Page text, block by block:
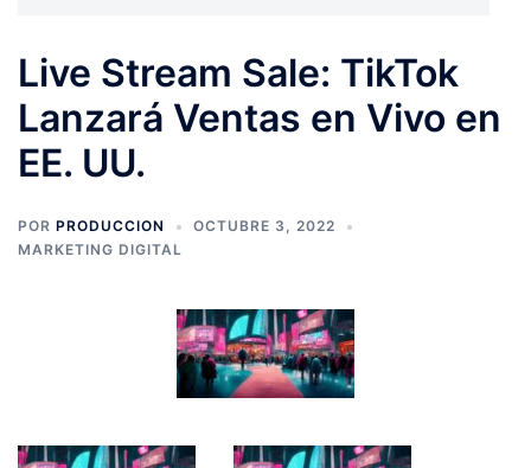
Live Stream Sale: TikTok
Lanzará Ventas en Vivo en
EE. UU.
POR PRODUCCION
OCTUBRE 3, 2022
MARKETING DIGITAL